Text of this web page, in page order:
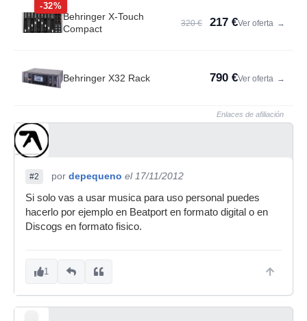
-32%
Behringer X-Touch
Compact
320 € 217 €Ver oferta →
Behringer X32 Rack 790 €Ver oferta →
Enlaces de afiliación
#2 por depequeno el 17/11/2012
Si solo vas a usar musica para uso personal puedes
hacerlo por ejemplo en Beatport en formato digital o en
Discogs en formato fisico.
1